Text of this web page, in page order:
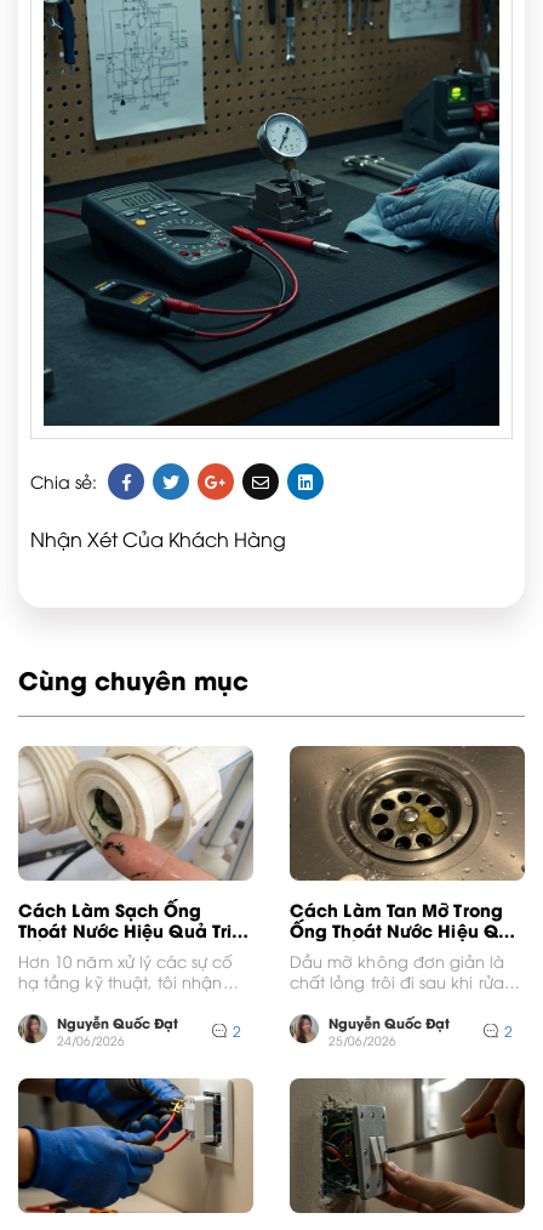
Chia sẻ:
Nhận Xét Của Khách Hàng
Cùng chuyên mục
Cách Làm Sạch Ống
Thoát Nước Hiệu Quả Triệt
Để
Hơn 10 năm xử lý các sự cố
hạ tầng kỹ thuật, tôi nhận
Nguyễn Quốc Đạt
24/06/2026 2
Cách Làm Tan Mỡ Trong
Ống Thoát Nước Hiệu Quả
Triệt Để
Dầu mỡ không đơn giản là
chất lỏng trôi đi sau khi rửa
Nguyễn Quốc Đạt
25/06/2026 2